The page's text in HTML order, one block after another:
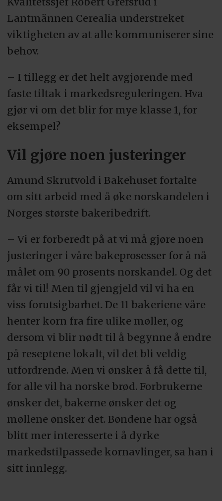
Lantmännen Cerealia understreket
viktigheten av at alle kommuniserer sine
behov.
– I tillegg er det helt avgjørende med
faste tiltak i markedsreguleringen. Hva
gjør vi om det blir for mye klasse 1, for
eksempel?
Vil gjøre noen justeringer
Amund Skrutvold i Bakehuset fortalte
om sitt arbeid med å øke norskandelen i
Norges største bakeribedrift.
– Vi er forberedt på at vi må gjøre noen
justeringer i våre bakeprosesser for å nå
målet om 90 prosents norskandel. Og det
får vi til! Men til gjengjeld vil vi ha en
viss forutsigbarhet. De 11 bakeriene våre
henter korn fra fire ulike møller, og
dersom vi blir nødt til å begynne å endre
på reseptene lokalt, vil det bli veldig
utfordrende. Men vi ønsker å få dette til,
for alle vil ha norske brød. Forbrukerne
ønsker det, bakerne ønsker det og
møllene ønsker det. Bøndene har også
blitt mer interesserte i å dyrke
markedstilpassede kornavlinger, sa han i
sitt innlegg.